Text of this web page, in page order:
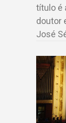
título é
doutor
José